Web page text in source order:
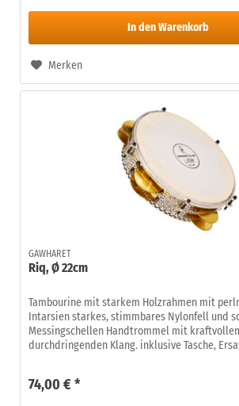
In den Warenkorb
Merken
GAWHARET
Riq, Ø 22cm
Tambourine mit starkem Holzrahmen mit
Intarsien starkes, stimmbares Nylonfell und
Messingschellen Handtrommel mit
durchdringenden Klang. inklusive Tasche,
74,00 € *